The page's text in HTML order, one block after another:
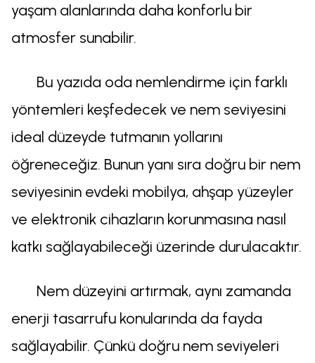
yaşam alanlarında daha konforlu bir
atmosfer sunabilir.
Bu yazıda oda nemlendirme için farklı
yöntemleri keşfedecek ve nem seviyesini
ideal düzeyde tutmanın yollarını
öğreneceğiz. Bunun yanı sıra doğru bir nem
seviyesinin evdeki mobilya, ahşap yüzeyler
ve elektronik cihazların korunmasına nasıl
katkı sağlayabileceği üzerinde durulacaktır.
Nem düzeyini artırmak, aynı zamanda
enerji tasarrufu konularında da fayda
sağlayabilir. Çünkü doğru nem seviyeleri